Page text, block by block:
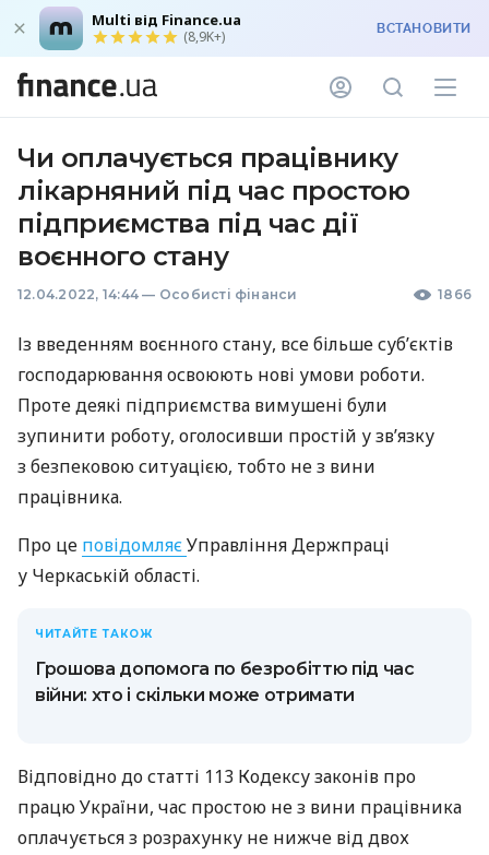
Multi від Finance.ua
(8,9K+) ВСТАНОВИТИ
Чи оплачується працівнику
лікарняний під час простою
підприємства під час дії
воєнного стану
12.04.2022, 14:44 — Особисті фінанси 1866
Із введенням воєнного стану, все більше суб’єктів
господарювання освоюють нові умови роботи.
Проте деякі підприємства вимушені були
зупинити роботу, оголосивши простій у зв’язку
з безпековою ситуацією, тобто не з вини
працівника.
Про це повідомляєУправління Держпраці
у Черкаській області.
ЧИТАЙТЕ ТАКОЖ
Грошова допомога по безробіттю під час
війни: хто і скільки може отримати
Відповідно до статті 113 Кодексу законів про
працю України, час простою не з вини працівника
оплачується з розрахунку не нижче від двох